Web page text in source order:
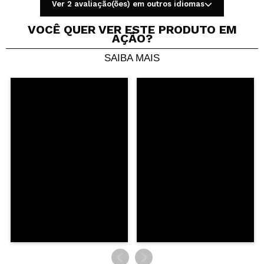
Compartilhar um vídeo ou uma foto
Seu vídeo pode ser o primeiro. Imagine isso...
Ver 2 avaliação(ões) em outros idiomas
VOCÊ QUER VER ESTE PRODUTO EM
AÇÃO?
SAIBA MAIS